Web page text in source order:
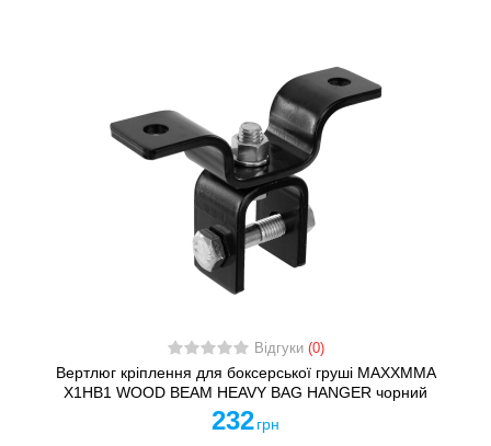
Відгуки (0)
Вертлюг кріплення для боксерської груші MAXXMMA
X1HB1 WOOD BEAM HEAVY BAG HANGER чорний
232 грн